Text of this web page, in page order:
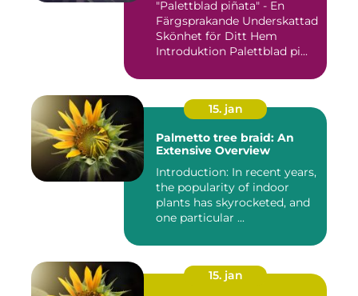
"Palettblad piñata" - En
Färgsprakande Underskattad
Skönhet för Ditt Hem
Introduktion Palettblad pi...
15. jan
Palmetto tree braid: An
Extensive Overview
Introduction: In recent years,
the popularity of indoor
plants has skyrocketed, and
one particular ...
15. jan